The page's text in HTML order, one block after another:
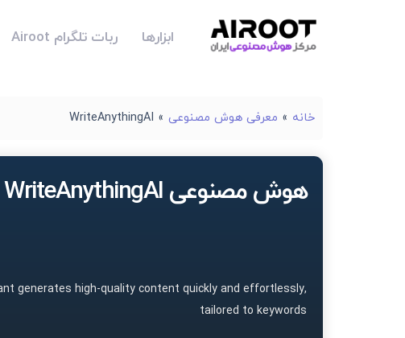
ابزارها ربات تلگرام Airoot
خانه » معرفی هوش مصنوعی »
WriteAnythingAI
هوش مصنوعی WriteAnythingAI
generates high-quality content quickly and effortlessly,
tailored to keywords